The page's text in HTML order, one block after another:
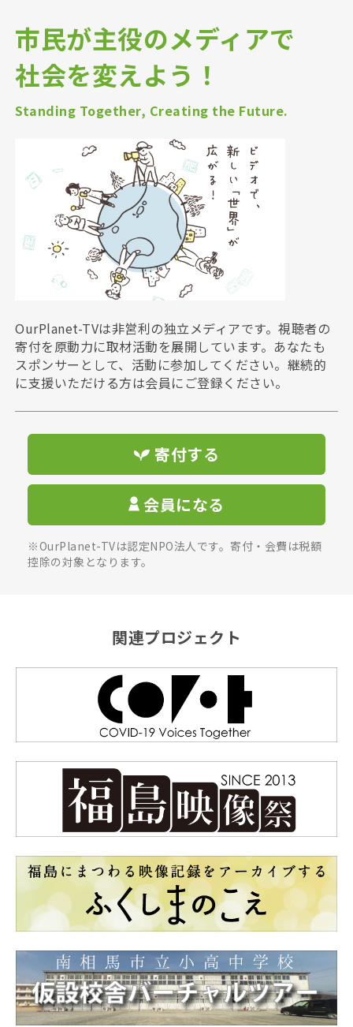
市民が主役のメディアで
社会を変えよう！
Standing Together, Creating the Future.
OurPlanet-TVは非営利の独立メディアです。視聴者の
寄付を原動力に取材活動を展開しています。あなたも
スポンサーとして、活動に参加してください。継続的
に支援いただける方は会員にご登録ください。
寄付する
会員になる
※OurPlanet-TVは認定NPO法人です。寄付・会費は税額
控除の対象となります。
関連プロジェクト